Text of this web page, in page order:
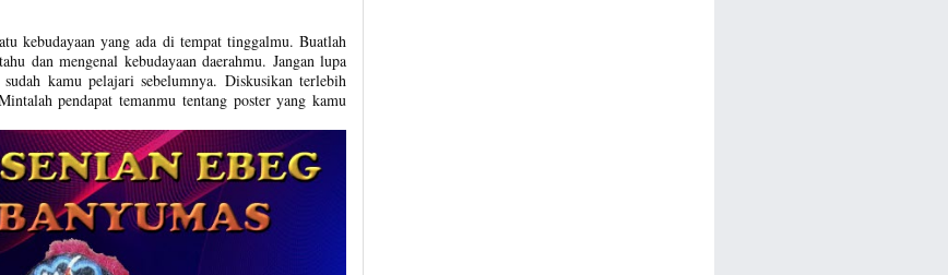
kebudayaan yang ada di tempat tinggalmu. Buatlah
dan mengenal kebudayaan daerahmu. Jangan lupa
kamu pelajari sebelumnya. Diskusikan terlebih
pendapat temanmu tentang poster yang kamu